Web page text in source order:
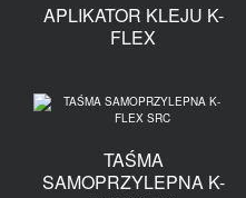
APLIKATOR KLEJU K-
FLEX
TAŚMA
SAMOPRZYLEPNA K-